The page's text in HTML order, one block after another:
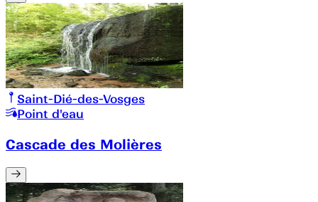
Saint-Dié-des-Vosges
Point d'eau
Cascade des Molières